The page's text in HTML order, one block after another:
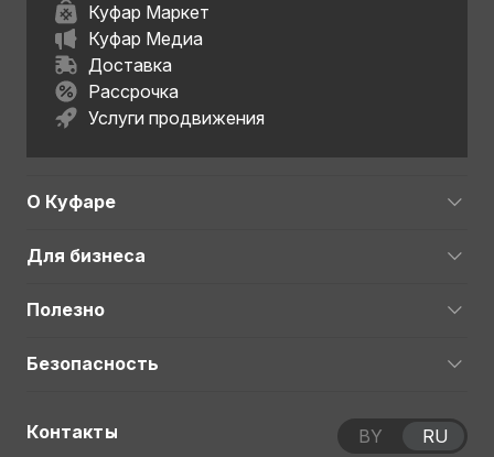
Куфар Маркет
Куфар Медиа
Доставка
Рассрочка
Услуги продвижения
О Куфаре
Для бизнеса
Полезно
Безопасность
Контакты BY RU